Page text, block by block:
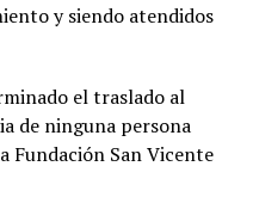
y siendo atendidos
el traslado al
de ninguna persona
Fundación San Vicente